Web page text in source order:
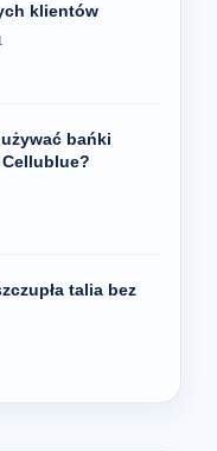
klientów
bańki
talia bez